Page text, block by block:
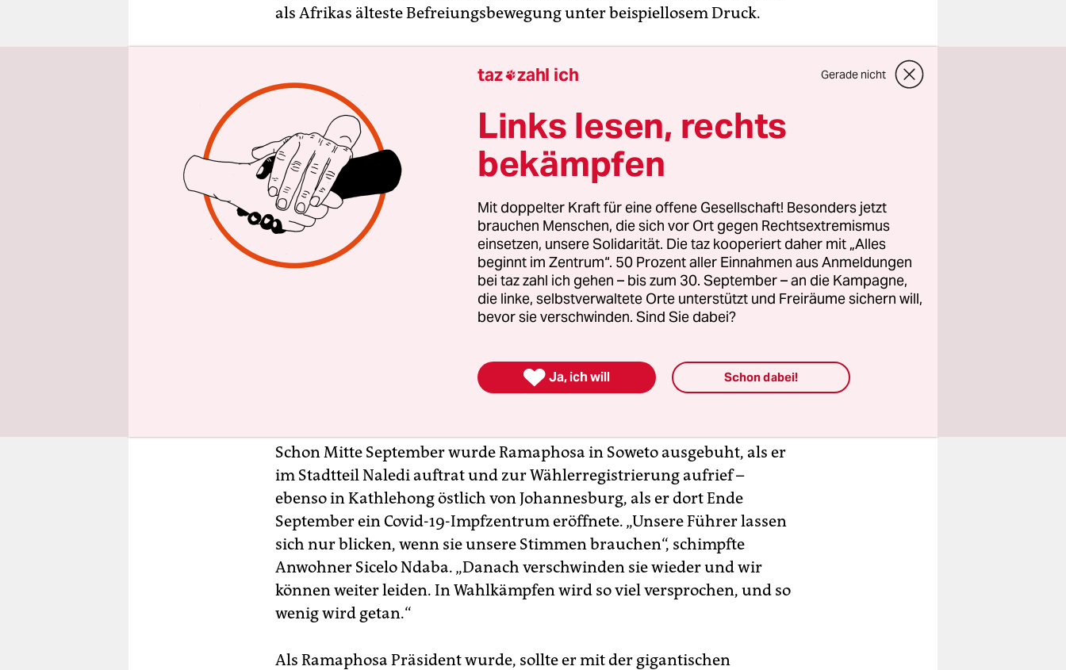
als Afrikas älteste Befreiungsbewegung unter beispiellosem Druck.
Wahlkampfauftritt im Township Soweto bei Johannesburg absagen,
nachdem das Publikum die auftretenden ANC-Politiker aus Wut über
Stromausfälle und schlechte öffentliche Dienstleistungen ausbuhte.
Der Präsident müsse sich um wichtigere Dinge kümmern, hieß es
offiziell; aber dass er nicht einmal dort auftreten konnte, wo er 1952
geboren wurde, sagt alles. Natasha Mazzone, Fraktionsvorsitzende der
oppositionellen DA (Democratic Alliance), stellte fest: „Der ANC-
Wahlkampf ist in weiten Teilen Südafrikas unerwünscht, so wie
Ramaphosa in Soweto.“
Soweto zählt 1,9 Millionen Einwohner und viel Armut, die in der Covid-
Geschäfte geplündert, als Unruhen mit über 300 Toten Südafrika
erschütterten – mutmaßlich provoziert durch Anhänger von
Schon Mitte September wurde Ramaphosa in Soweto ausgebuht, als er
im Stadtteil Naledi auftrat und zur Wählerregistrierung aufrief –
ebenso in Kathlehong östlich von Johannesburg, als er dort Ende
September ein Covid-19-Impfzen­trum eröffnete. „Unsere Führer lassen
sich nur blicken, wenn sie unsere Stimmen brauchen“, schimpfte
Anwohner Sicelo Ndaba. „Danach verschwinden sie wieder und wir
können weiter leiden. In Wahlkämpfen wird so viel versprochen, und so
wenig wird getan.“
Als Ramaphosa Präsident wurde, sollte er mit der gigantischen
taz zahl ich Gerade nicht
Links lesen, rechts
bekämpfen
Mit doppelter Kraft für eine offene Gesellschaft! Besonders jetzt
brauchen Menschen, die sich vor Ort gegen Rechtsextremismus
einsetzen, unsere Solidarität. Die taz kooperiert daher mit „Alles
beginnt im Zentrum“. 50 Prozent aller Einnahmen aus Anmeldungen
bei taz zahl ich gehen – bis zum 30. September – an die Kampagne,
die linke, selbstverwaltete Orte unterstützt und Freiräume sichern will,
bevor sie verschwinden. Sind Sie dabei?
 Ja, ich will Schon dabei!